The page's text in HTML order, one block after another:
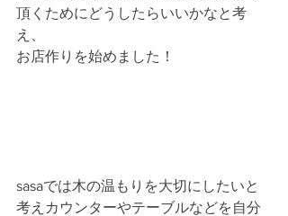
頂くためにどうしたらいいかなと考
え、
お店作りを始めました！
sasaでは木の温もりを大切にしたいと
考えカウンターやテーブルなどを自分